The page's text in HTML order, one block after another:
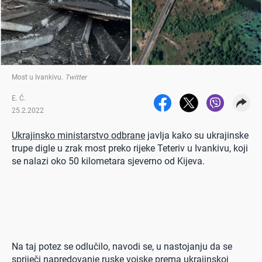
Most u Ivankivu Twitter
E. Ć.
25.2.2022
Ukrajinsko ministarstvo odbrane javlja kako su ukrajinske
trupe digle u zrak most preko rijeke Teteriv u Ivankivu, koji
se nalazi oko 50 kilometara sjeverno od Kijeva.
Na taj potez se odlučilo, navodi se, u nastojanju da se
spriječi napredovanje ruske vojske prema ukrajinskoj